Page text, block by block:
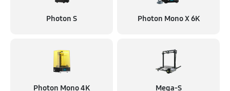
Photon S Photon Mono X 6K
Photon Mono 4K Mega-S